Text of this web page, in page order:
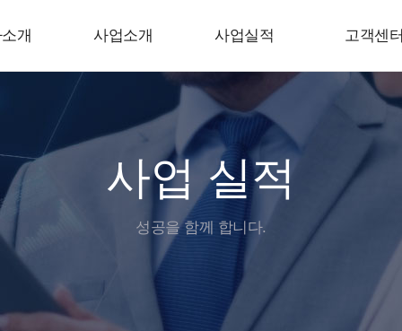
개 사업소개 사업실적 고객센
사업 실적
성공을 함께 합니다.